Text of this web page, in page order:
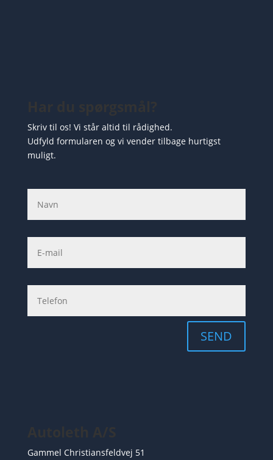
Skriv til os! Vi står altid til rådighed.
Udfyld formularen og vi vender tilbage hurtigst
muligt.
SEND
Gammel Christiansfeldvej 51